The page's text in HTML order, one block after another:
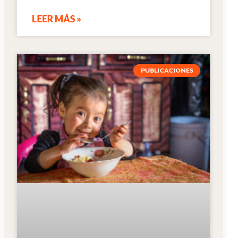
LEER MÁS »
PUBLICACIONES